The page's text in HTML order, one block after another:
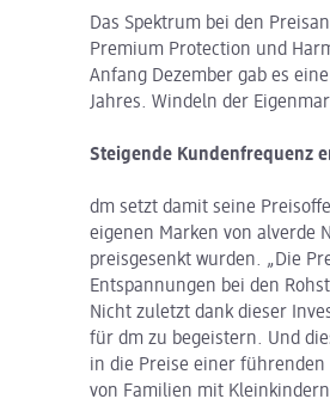
Das Spektrum bei den
Premium Protection und
Anfang Dezember gab es
Jahres. Windeln der
Steigende Kundenfrequenz
dm setzt damit seine
eigenen Marken von alverde
preisgesenkt wurden. „Die
Entspannungen bei den
Nicht zuletzt dank dieser
für dm zu begeistern. Und
in die Preise einer
von Familien mit